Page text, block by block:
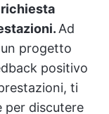
Ad
progetto
positivo
ti
per discutere